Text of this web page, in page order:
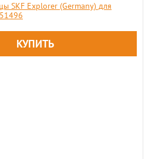
SKF Explorer (Germany) для